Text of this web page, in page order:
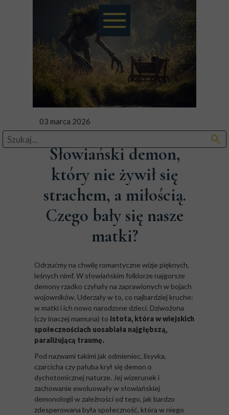
search
03 marca 2026
Słowiański demon,
który nie żywił się
strachem, a miłością.
Czego bały się nasze
matki?
Odrzućmy na chwilę romantyczne wizje pięknych,
leśnych nimf. W słowiańskim folklorze najgorsze
demony rzadko czyhały na zaprawionych w bojach
wojowników. Uderzały w to, co najbardziej kruche:
w matki i ich nowo narodzone dzieci. Dziwożona
(czy inaczej mamuna) to istota, która w wiejskich
społecznościach uosabiała najgłębszą,
paraliżującą traumę.
Pod nazwami takimi jak odmieniec, lisyvka,
czarcicha czy pałuba krył się demon o
dychotomicznej naturze. Jej wizerunek i
zachowanie ewoluowały w słowiańskiej
demonologii w zależności od tego, jak bardzo
zdesperowana była społeczność, która w niego